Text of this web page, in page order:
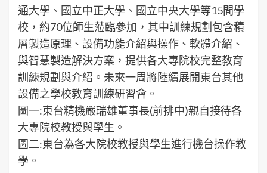
通大學、國立中正大學、國立中央大學等15間學
校，約70位師生蒞臨參加，其中訓練規劃包含積
層製造原理、設備功能介紹與操作、軟體介紹、
與智慧製造解決方案，提供各大專院校完整教育
訓練規劃與介紹。未來一周將陸續展開東台其他
設備之學校教育訓練研習會。
圖一:東台精機嚴瑞雄董事長(前排中)親自接待各
大專院校教授與學生。
圖二:東台為各大院校教授與學生進行機台操作教
學。